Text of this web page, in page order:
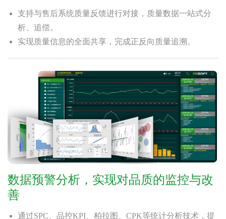
支持与售后系统质量反馈进行对接，质量数据一站式分
析、追偿。
实现质量信息的全面共享，完成正反向质量追溯。
数据预警分析，实现对品质的监控与改
善
通过SPC、品控KPI、柏拉图、CPK等统计分析技术，提